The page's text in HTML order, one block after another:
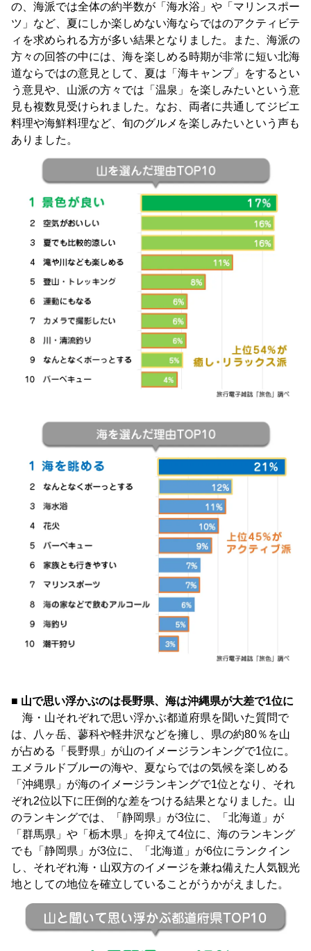
の、海派では全体の約半数が「海水浴」や「マリンスポー
ツ」など、夏にしか楽しめない海ならではのアクティビテ
ィを求められる方が多い結果となりました。また、海派の
方々の回答の中には、海を楽しめる時期が非常に短い北海
道ならではの意見として、夏は「海キャンプ」をするとい
う意見や、山派の方々では「温泉」を楽しみたいという意
見も複数見受けられました。なお、両者に共通してジビエ
料理や海鮮料理など、旬のグルメを楽しみたいという声も
ありました。
■ 山で思い浮かぶのは長野県、海は沖縄県が大差で1位に
海・山それぞれで思い浮かぶ都道府県を聞いた質問で
は、八ヶ岳、蓼科や軽井沢などを擁し、県の約80％を山
が占める「長野県」が山のイメージランキングで1位に。
エメラルドブルーの海や、夏ならではの気候を楽しめる
「沖縄県」が海のイメージランキングで1位となり、それ
ぞれ2位以下に圧倒的な差をつける結果となりました。山
のランキングでは、「静岡県」が3位に、「北海道」が
「群馬県」や「栃木県」を抑えて4位に、海のランキング
でも「静岡県」が3位に、「北海道」が6位にランクイン
し、それぞれ海・山双方のイメージを兼ね備えた人気観光
地としての地位を確立していることがうかがえました。